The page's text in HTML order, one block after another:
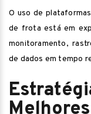
O uso de
de frota está em
monitoramento,
de dados em tempo